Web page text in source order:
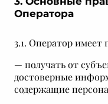
Оператора
3.1. Оператор имеет
— получать от
достоверные
содержащие